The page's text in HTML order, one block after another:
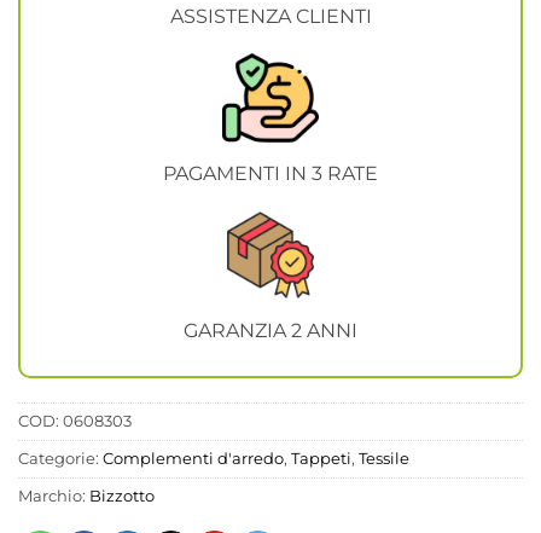
ASSISTENZA CLIENTI
PAGAMENTI IN 3 RATE
GARANZIA 2 ANNI
COD: 0608303
Categorie: Complementi d'arredo, Tappeti, Tessile
Marchio: Bizzotto